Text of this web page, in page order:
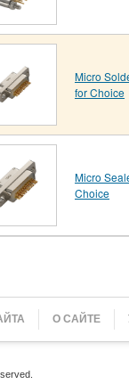
Micro
for Choice
Micro
Choice
О САЙТЕ